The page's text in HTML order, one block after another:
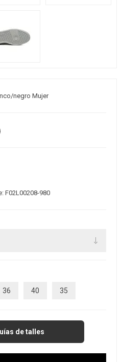
negro Mujer
F02L00208-980
36 40 35
de talles